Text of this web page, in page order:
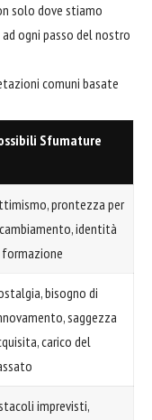
solo dove stiamo
ogni passo del nostro
comuni basate
Sfumature
prontezza per
identità
bisogno di
saggezza
carico del
imprevisti,